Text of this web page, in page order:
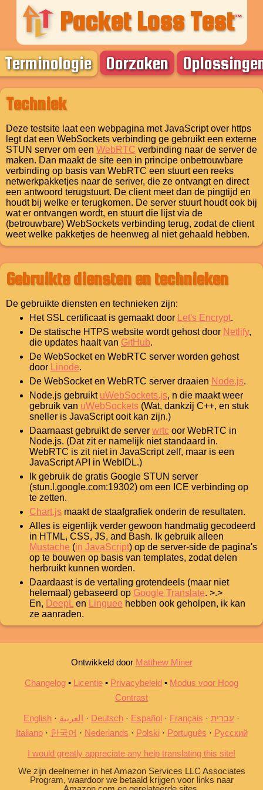
Packet Loss Test™
Terminologie Oorzaken
Techniek
Deze testsite laat een webpagina met JavaScript over https
legt dat een WebSockets verbinding ge gebruikt een externe
STUN server om een WebRTC verbinding naar de server de
maken. Dan maakt de site een in principe onbetrouwbare
verbinding op basis van WebRTC een stuurt een reeks
netwerkpakketjes naar de seriver, die ze ontvangt en direct
een antwoord terugstuurt. De client meet dan de pingtijd en
houdt bij welke er terugkomen. De server stuurt houdt ook bij
wat er ontvangen wordt, en stuurt die lijst via de
(betrouwbare) WebSockets verbinding terug, zodat de client
weet welke pakketjes de heenweg al niet gehaald hebben.
Gebruikte diensten en technieken
De gebruikte diensten en technieken zijn:
Het SSL certificaat is gemaakt door
Let's Encrypt.
De statische HTPS website wordt gehost door Netlify,
die updates haalt van GitHub.
De WebSocket en WebRTC server worden gehost
door
Linode.
De WebSocket en WebRTC server draaien Node.js.
Node.js gebruikt uWebSockets.js, n die maakt weer
gebruik van uWebSockets (Wat, dankzij C++, en stuk
sneller is JavaScript ooit kan zijn.)
Daarnaast gebruikt de server wrtc oor WebRTC in
Node.js. (Dat zit er namelijk niet standaard in.
WebRTC is zit niet in JavaScript zelf, maar is een
JavaScript API in WebIDL.)
Ik gebruik de gratis Google STUN server
(stun.l.google.com:19302) om een ICE verbinding op
te zetten.
Chart.js maakt de staafgrafiek onderin de resultaten.
Alles is eigenlijk verder gewoon handmatig gecodeerd
in HTML, CSS, JS, and Bash. Ik gebruik alleen
Mustache (in JavaScript) op de server-side de pagina's
op te bouwen op basis van templates, zodat delen
herbruikt kunnen worden.
Daardaast is de vertaling grotendeels (maar niet
helemaal) gebaseerd op Google Translate. >.>
En, DeepL en Linguee hebben ook geholpen, ik kan
ze aanraden.
Ontwikkeld door Matthew Miner
Changelog • Licentie • Privacybeleid • Modus voor Hoog
Contrast
English العربية Deutsch Español Français
עברית
Italiano
한국어 Nederlands Polski Português Русский
I would greatly appreciate any help translating this site!
We zijn deelnemer in het Amazon Services LLC Associates
Program, waardoor we betaald krijgen voor links naar